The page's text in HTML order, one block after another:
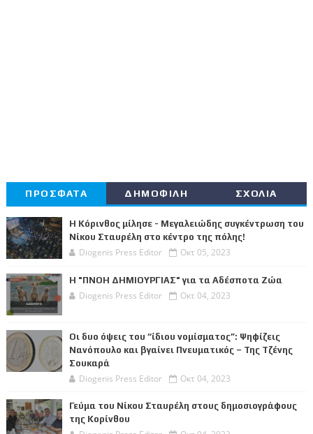
ΠΡΟΣΦΑΤΑ ΔΗΜΟΦΙΛΗ ΣΧΟΛΙΑ
Η Κόρινθος μίλησε - Μεγαλειώδης συγκέντρωση του
Νίκου Σταυρέλη στο κέντρο της πόλης!
Diogenis Press Editor Οκτ 05, 2023
Η "ΠΝΟΗ ΔΗΜΙΟΥΡΓΙΑΣ" για τα Αδέσποτα Ζώα
Diogenis Press Editor Οκτ 04, 2023
Οι δυο όψεις του “ίδιου νομίσματος”: Ψηφίζεις
Νανόπουλο και βγαίνει Πνευματικός – Της Τζένης
Σουκαρά
Diogenis Press Editor Οκτ 04, 2023
Γεύμα του Νίκου Σταυρέλη στους δημοσιογράφους
της Κορίνθου